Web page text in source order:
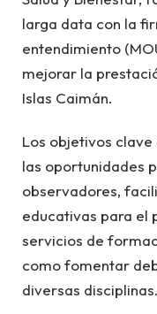
larga data con la
entendimiento
mejorar la
Islas Caimán.
Los objetivos
las oportunidades
observadores,
educativas para el
servicios de
como fomentar
diversas disciplinas.